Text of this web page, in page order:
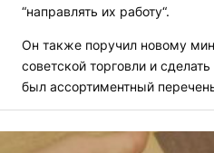
“направлять их работу“.
Он также поручил новому
советской торговли и
был ассортиментный